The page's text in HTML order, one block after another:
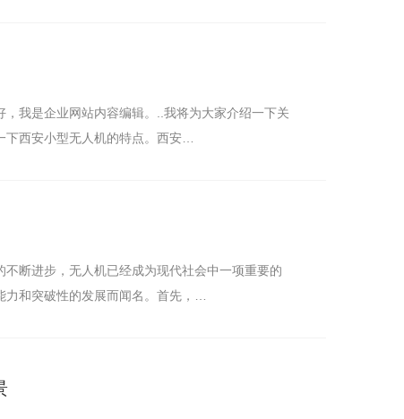
我是企业网站内容编辑。..我将为大家介绍一下关
下西安小型无人机的特点。西安…
断进步，无人机已经成为现代社会中一项重要的
力和突破性的发展而闻名。首先，…